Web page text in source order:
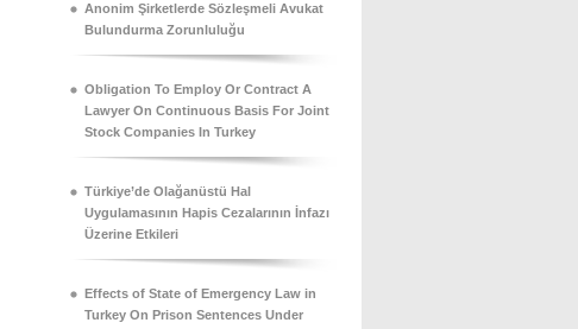
Anonim Şirketlerde Sözleşmeli Avukat
Bulundurma Zorunluluğu
Obligation To Employ Or Contract A
Lawyer On Continuous Basis For Joint
Stock Companies In Turkey
Türkiye’de Olağanüstü Hal
Uygulamasının Hapis Cezalarının İnfazı
Üzerine Etkileri
Effects of State of Emergency Law in
Turkey On Prison Sentences Under